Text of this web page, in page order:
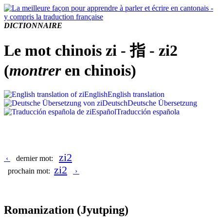
DICTIONNAIRE
Le mot chinois zi - 指 - zi2
(montreren chinois)
EnglishEnglish translation
DeutschDeutsche Übersetzung
EspañolTraducción española
‹ dernier mot: zi2
prochain mot: zi2 ›
Romanization (Jyutping)